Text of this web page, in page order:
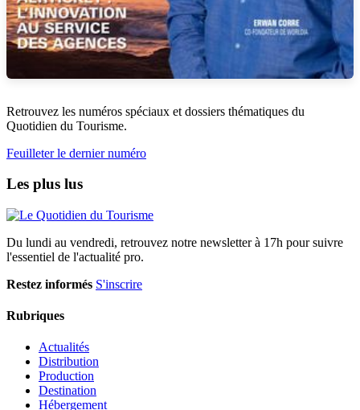
Retrouvez les numéros spéciaux et dossiers thématiques du
Quotidien du Tourisme.
Feuilleter le dernier numéro
Les plus lus
Du lundi au vendredi, retrouvez notre newsletter à 17h pour suivre
l'essentiel de l'actualité pro.
Restez informés S'inscrire
Rubriques
Actualités
Distribution
Production
Destination
Hébergement